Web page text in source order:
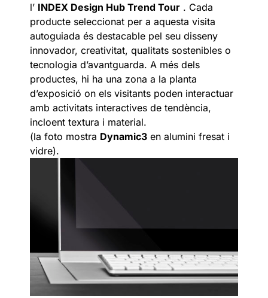
l’ INDEX Design Hub Trend Tour . Cada
producte seleccionat per a aquesta visita
autoguiada és destacable pel seu disseny
innovador, creativitat, qualitats sostenibles o
tecnologia d’avantguarda. A més dels
productes, hi ha una zona a la planta
d’exposició on els visitants poden interactuar
amb activitats interactives de tendència,
incloent textura i material.
(la foto mostra Dynamic3 en alumini fresat i
vidre).